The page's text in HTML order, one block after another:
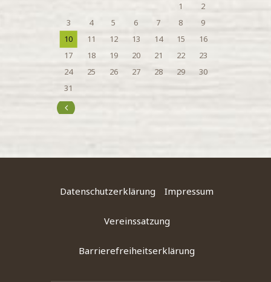
1
2
3
4 5 6 7 8
9
10
11 12 13 14 15
16
17
18 19 20 21 22
23
24
25 26 27 28 29
30
31
« Juli
Datenschutzerklärung Impressum
Vereinssatzung
Barrierefreiheitserklärung